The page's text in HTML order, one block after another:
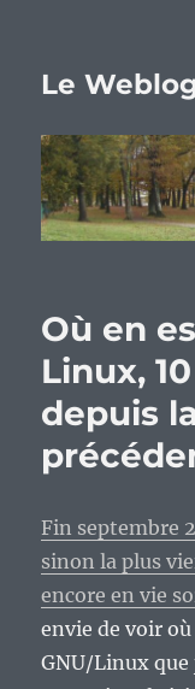
Le
Où en
Linux,
depuis
Fin septembre
sinon la plus
encore en vie
envie de voir
GNU/Linux que